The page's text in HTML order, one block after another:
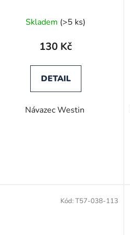
Skladem (>5 ks)
130 Kč
DETAIL
Návazec Westin
Kód: T57-038-113